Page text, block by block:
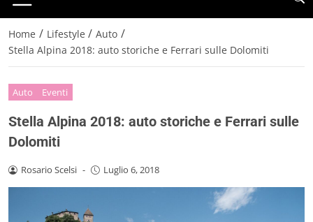
Home / Lifestyle / Auto /
Stella Alpina 2018: auto storiche e Ferrari sulle Dolomiti
Auto Eventi
Stella Alpina 2018: auto storiche e Ferrari sulle
Dolomiti
Rosario Scelsi - Luglio 6, 2018